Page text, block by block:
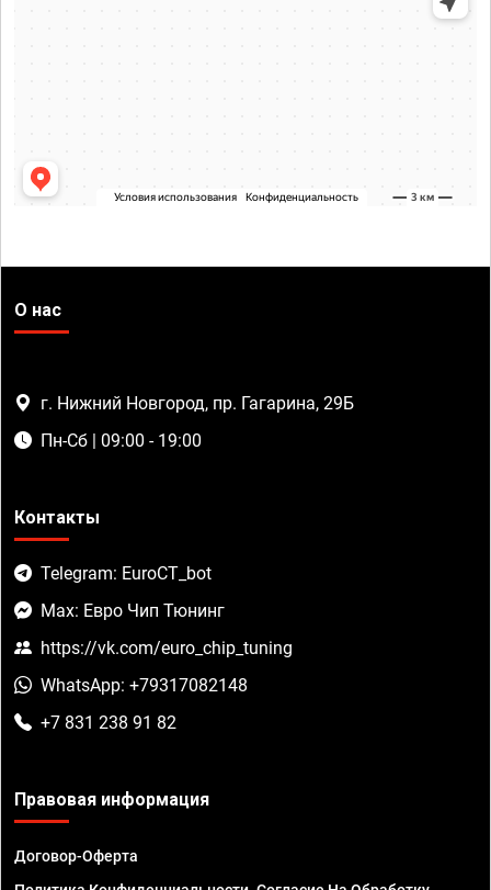
О нас
г. Нижний Новгород, пр. Гагарина, 29Б
Пн-Сб | 09:00 - 19:00
Контакты
Telegram: EuroCT_bot
Max: Евро Чип Тюнинг
https://vk.com/euro_chip_tuning
WhatsApp: +79317082148
+7 831 238 91 82
Правовая информация
Договор-Оферта